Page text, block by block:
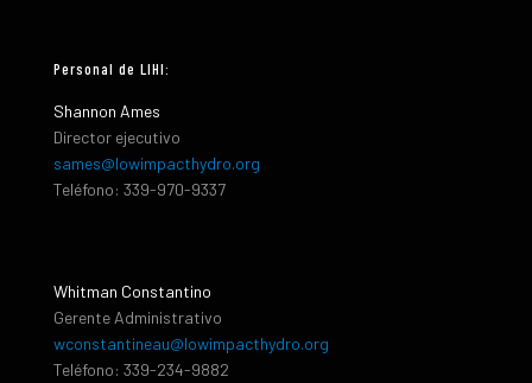
Personal de LIHI:
Shannon Ames
Director ejecutivo
sames@lowimpacthydro.org
Teléfono: 339-970-9337
Whitman Constantino
Gerente Administrativo
wconstantineau@lowimpacthydro.org
Teléfono: 339-234-9882